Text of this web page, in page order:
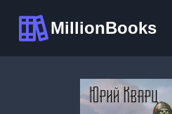
содержимому
MillionBooks